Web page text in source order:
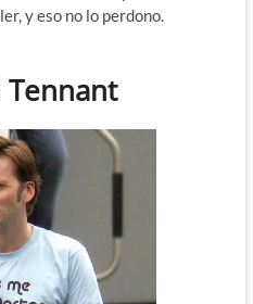
y eso no lo perdono.
Tennant